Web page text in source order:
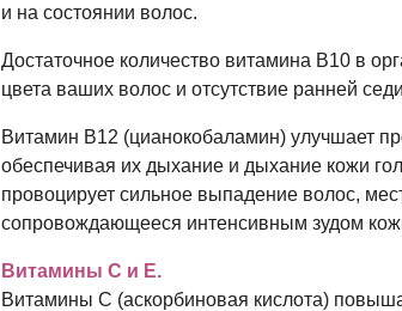
и на состоянии волос.
Достаточное количество витамина B10 в
цвета ваших волос и отсутствие ранней
Витамин B12 (цианокобаламин) улучшает
обеспечивая их дыхание и дыхание кожи
провоцирует сильное выпадение волос,
сопровождающееся интенсивным зудом
Витамины C и Е.
Витамины C (аскорбиновая кислота)